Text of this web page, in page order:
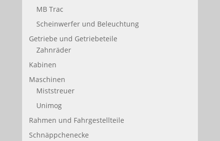
MB Trac
Scheinwerfer und Beleuchtung
Getriebe und Getriebeteile
Zahnräder
Kabinen
Maschinen
Miststreuer
Unimog
Rahmen und Fahrgestellteile
Schnäppchenecke